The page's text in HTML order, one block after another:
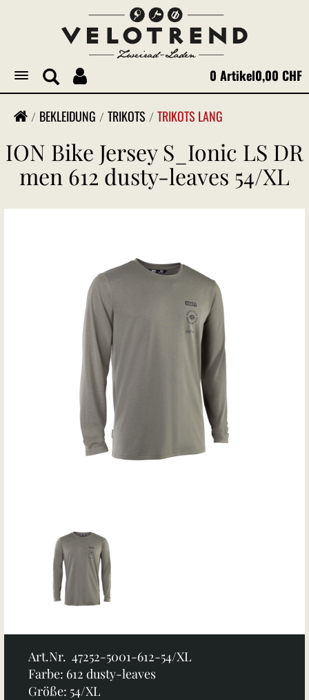
Toggle
navigation
0 Artikel0,00 CHF
BEKLEIDUNG TRIKOTS TRIKOTS LANG
ION Bike Jersey S_Ionic LS DR
men 612 dusty-leaves 54/XL
Art.Nr. 47252-5001-612-54/XL
Farbe: 612 dusty-leaves
Größe: 54/XL